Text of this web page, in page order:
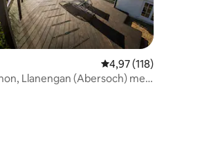
van 4,98 op 5, 286 recensies
Gemiddelde
4,97 (118)
Llanengan (Abersoch) met